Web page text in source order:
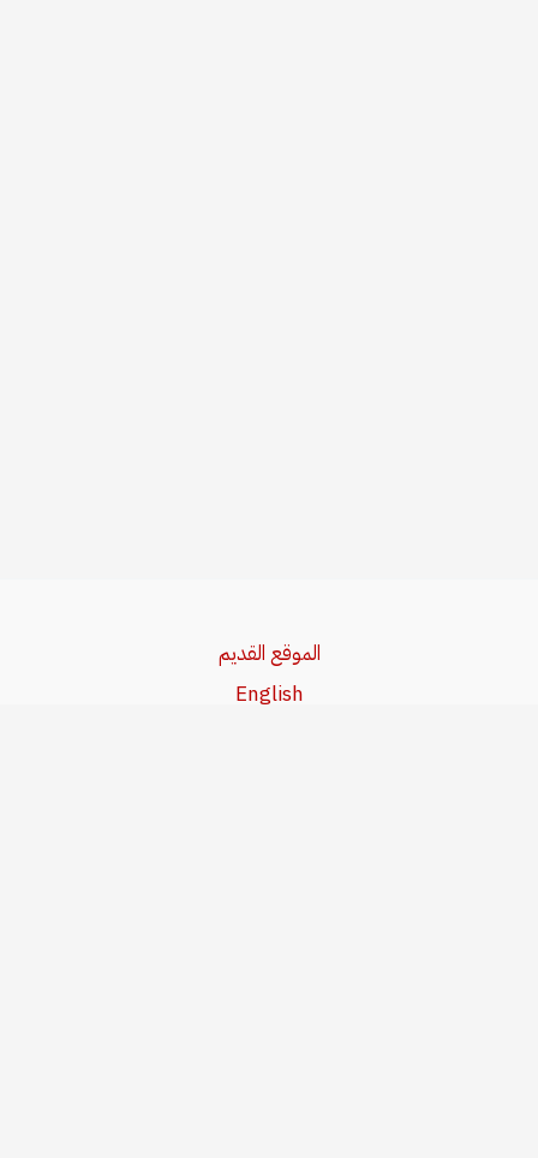
الموقع القديم
English